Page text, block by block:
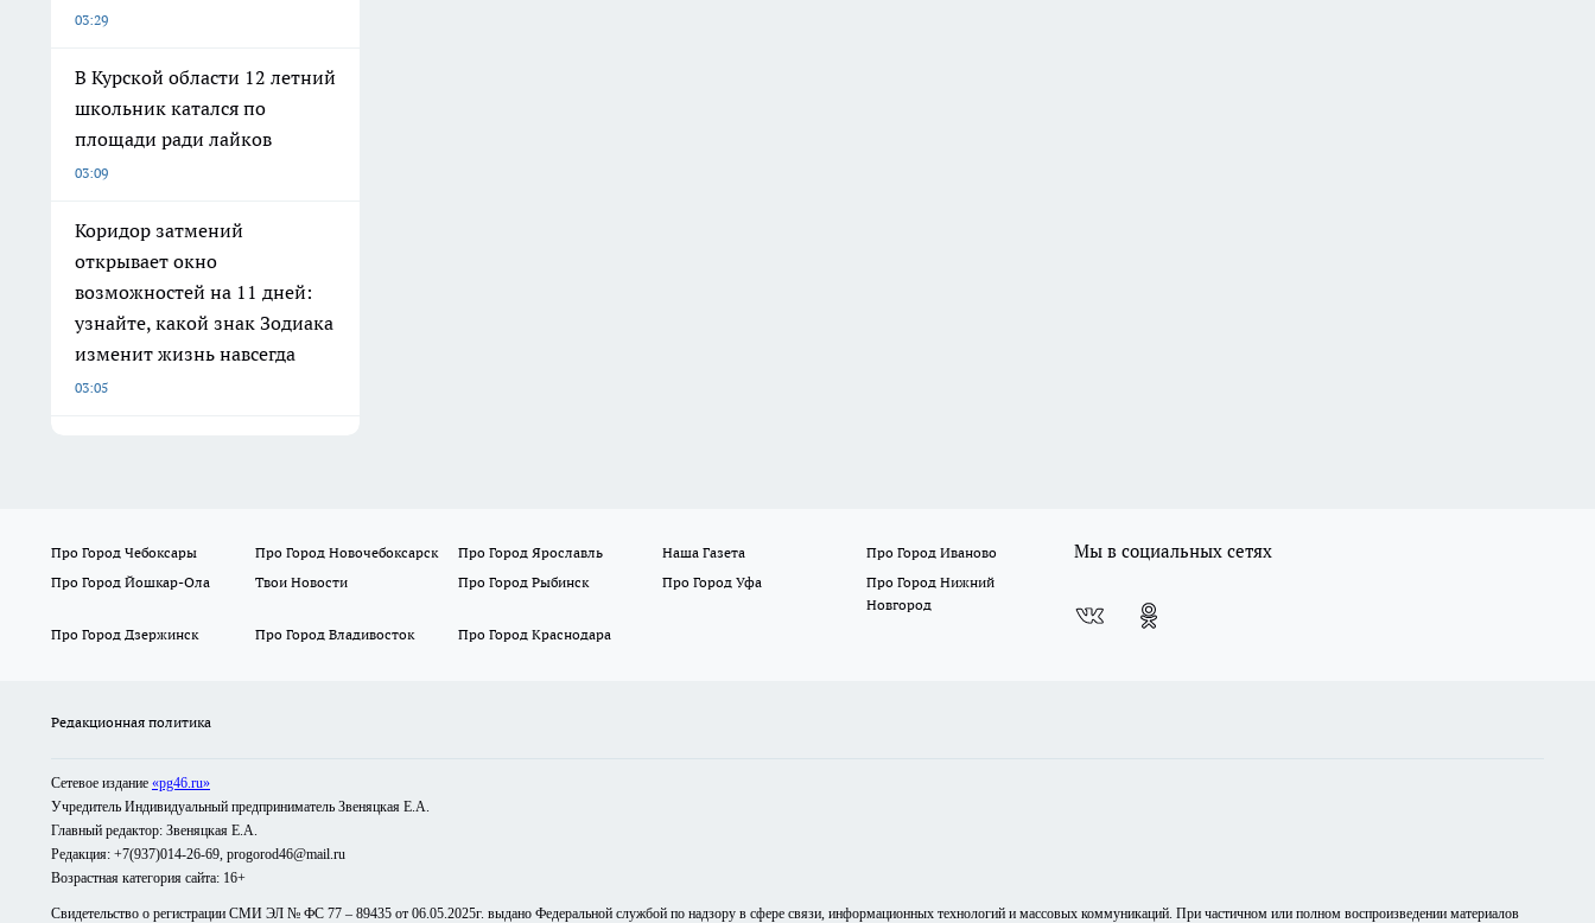
03:29
В Курской области 12 летний
школьник катался по
площади ради лайков
03:09
Коридор затмений
открывает окно
возможностей на 11 дней:
узнайте, какой знак Зодиака
изменит жизнь навсегда
03:05
Про Город Чебоксары Про Город Новочебоксарск Про Город Ярославль Наша Газета
Про Город Иваново
Про Город Йошкар-Ола
Твои Новости Про Город Рыбинск Про Город Уфа
Про Город Нижний
Новгород
Про Город Дзержинск
Про Город Владивосток Про Город Краснодара
Мы в социальных сетях
Редакционная политика
Сетевое издание «pg46.ru»
Учредитель Индивидуальный предприниматель Звеняцкая Е.А.
Главный редактор: Звеняцкая Е.А.
Редакция: +7(937)014-26-69, progorod46@mail.ru
Возрастная категория сайта: 16+
Свидетельство о регистрации СМИ ЭЛ № ФС 77 – 89435 от 06.05.2025г. выдано Федеральной службой по надзору в сфере связи, информационных технологий и массовых коммуникаций. При частичном или полном воспроизведении материалов